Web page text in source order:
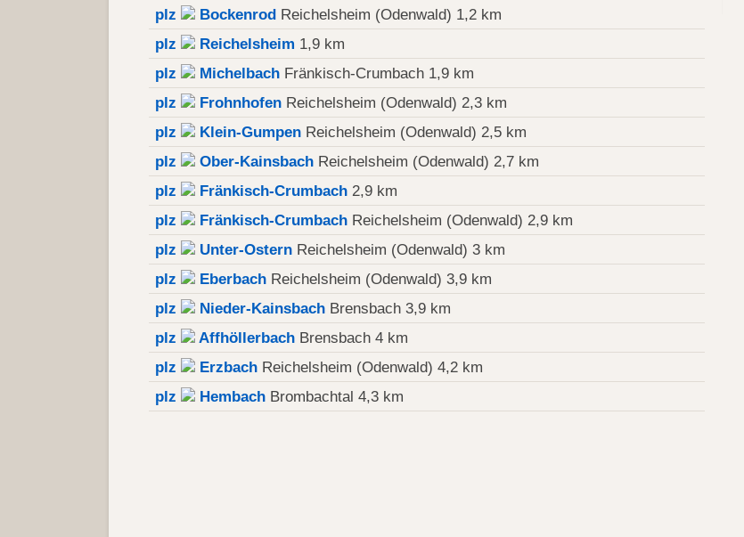
plz Bockenrod Reichelsheim (Odenwald) 1,2 km
plz
Reichelsheim 1,9 km
plz
Michelbach Fränkisch-Crumbach 1,9 km
plz
Frohnhofen Reichelsheim (Odenwald) 2,3 km
plz
Klein-Gumpen Reichelsheim (Odenwald) 2,5 km
plz
Ober-Kainsbach Reichelsheim (Odenwald) 2,7 km
plz
Fränkisch-Crumbach 2,9 km
plz
Fränkisch-Crumbach Reichelsheim (Odenwald) 2,9 km
plz
Unter-Ostern Reichelsheim (Odenwald) 3 km
plz
Eberbach Reichelsheim (Odenwald) 3,9 km
plz
Nieder-Kainsbach Brensbach 3,9 km
plz
Affhöllerbach Brensbach 4 km
plz
Erzbach Reichelsheim (Odenwald) 4,2 km
plz
Hembach Brombachtal 4,3 km